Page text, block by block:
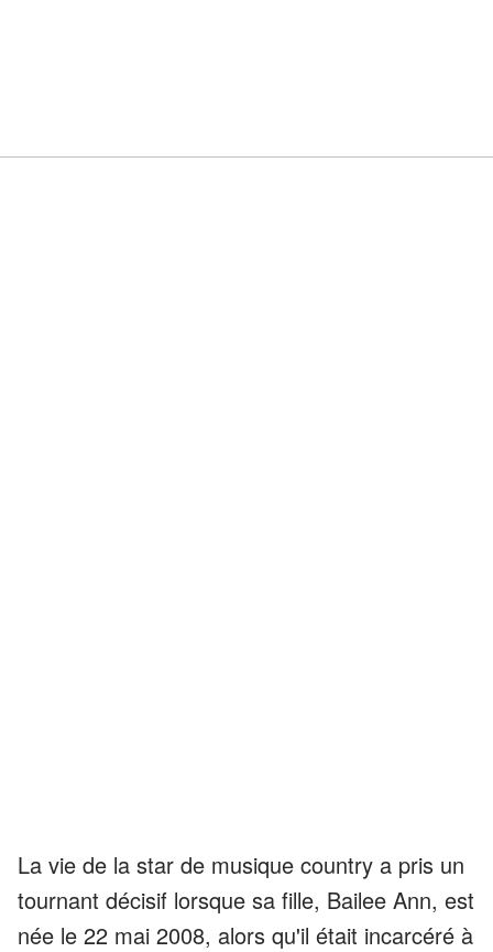
La vie de la star de musique country a pris un
tournant décisif lorsque sa fille, Bailee Ann, est
née le 22 mai 2008, alors qu'il était incarcéré à